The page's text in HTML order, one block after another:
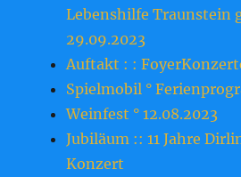
Lebenshilfe Traunstein
29.09.2023
Auftakt : :
Spielmobil °
Weinfest ° 12.08.2023
Jubiläum :: 11 Jahre
Konzert